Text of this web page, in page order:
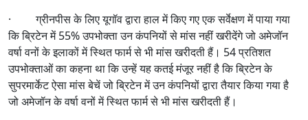
· ग्रीनपीस के लिए यूगॉव द्वारा हाल में किए गए एक सर्वेक्षण में पाया गया
कि ब्रिटेन में 55% उपभोक्ता उन कंपनियों से मांस नहीं खरीदेंगे जो अमेजॉन
वर्षा वनों के इलाकों में स्थित फार्म से भी मांस खरीदती हैं। 54 प्रतिशत
उपभोक्ताओं का कहना था कि उन्हें यह कतई मंजूर नहीं है कि ब्रिटेन के
सुपरमार्केट ऐसा मांस बेचें जो ब्रिटेन में उन कंपनियों द्वारा तैयार किया गया है
जो अमेजॉन के वर्षा वनों में स्थित फार्म से भी मांस खरीदती हैं।